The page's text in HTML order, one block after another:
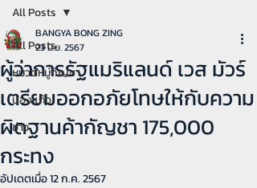
All Posts
หมวดหมู่กัญชา
บ้องแก้ว
ข่าว
All Posts
ผู้ว่าการรัฐแมริแลนด์ เวส มัวร์
เตรียมออกอภัยโทษให้กับความ
ผิดฐานค้ากัญชา 175,000
กระทง
BANGYA BONG ZING
23 มิ.ย. 2567
อัปเดตเมื่อ12 ก.ค. 2567